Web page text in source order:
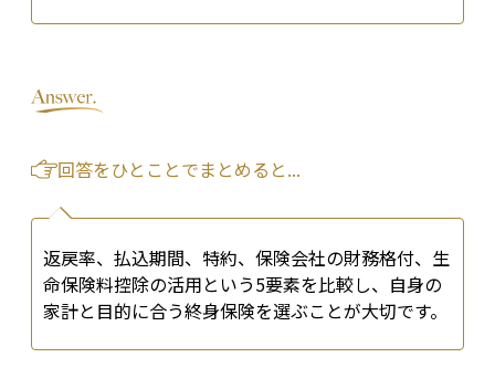
回答をひとことでまとめると...
返戻率、払込期間、特約、保険会社の財務格付、生
命保険料控除の活用という5要素を比較し、自身の
家計と目的に合う終身保険を選ぶことが大切です。